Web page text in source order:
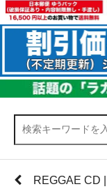
REGGAE CD